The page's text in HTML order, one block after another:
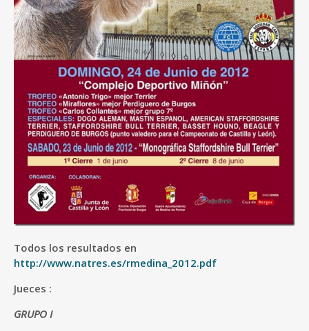
Todos los resultados en
http://www.natres.es/rmedina_2012.pdf
Jueces :
GRUPO I